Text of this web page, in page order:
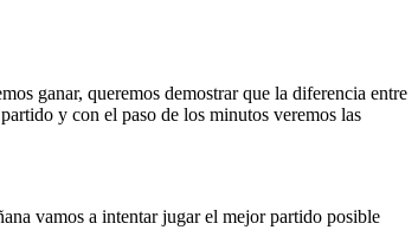
ganar, queremos demostrar que la diferencia entre
y con el paso de los minutos veremos las
vamos a intentar jugar el mejor partido posible